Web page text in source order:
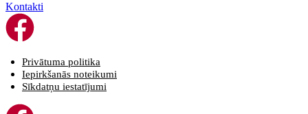
Kontakti
Privātuma politika
Iepirkšanās noteikumi
Sīkdatņu iestatījumi